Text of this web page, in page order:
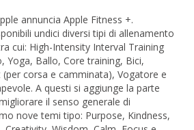
annuncia Apple Fitness +.
undici diversi tipi di allenamento
cui: High-Intensity Interval Training
Yoga, Ballo, Core training, Bici,
(per corsa e camminata), Vogatore e
A questi si aggiunge la parte
il senso generale di
nove temi tipo: Purpose, Kindness,